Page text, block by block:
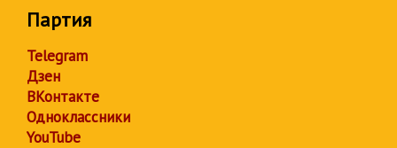
Партия
Telegram
Дзен
ВКонтакте
Одноклассники
YouTube